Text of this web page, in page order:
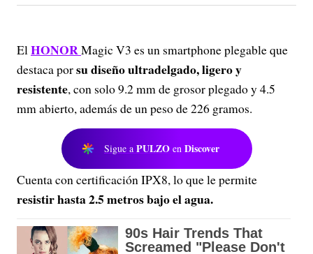
ElHONORMagic V3 es un smartphone plegable que
destaca porsu diseño ultradelgado, ligero y
resistente, con solo 9.2 mm de grosor plegado y 4.5
mm abierto, además de un peso de 226 gramos.
Sigue a PULZO en Discover
Cuenta con certificación IPX8, lo que le permite
resistir hasta 2.5 metros bajo el agua.